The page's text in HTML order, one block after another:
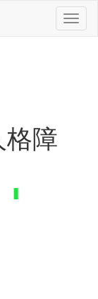
メ
ニ
障